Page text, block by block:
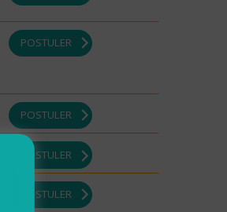
POSTULER
POSTULER
POSTULER
POSTULER